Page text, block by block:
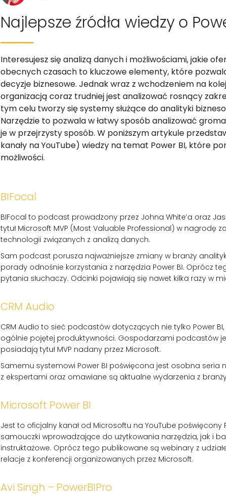
Najlepsze źródła wiedzy o
Interesujesz się analizą danych i możliwościami, jakie
obecnych czasach to kluczowe elementy, które
decyzje biznesowe. Jednak wraz z wchodzeniem na
organizacją coraz trudniej jest analizować rosnący
tym celu tworzy się systemy służące do analityki
Narzędzie to pozwala w łatwy sposób analizować
je w przejrzysty sposób. W poniższym artykule
kanały na YouTube) wiedzy na temat Power BI, które
możliwości.
BIFocal
BIFocal to podcast prowadzony przez Johna White’a oraz
tytuł Microsoft MVP (Most Valuable Professional) w nagrodę
technologii związanych z analizą danych.
Sam podcast porusza najważniejsze zmiany w branży
porady odnośnie korzystania z narzędzia Power BI. Oprócz
pytania słuchaczy. Odcinki pojawiają się nawet kilka razy w
CRM Audio
CRM Audio to sieć podcastów dotyczących nie tylko Power
ogólnie pojętej produktywności. Gospodarzami podcastów
posiadają tytuł MVP nadany przez Microsoft.
Samemu systemowi Power BI poświęcona jest osobna seria
z ekspertami oraz omawiane są aktualne wydarzenia z
Microsoft Power BI
Jest to oficjalny kanał od Microsoftu na YouTube poświęcony
samouczki wprowadzające do użytkowania narzędzia, jak i
instruktażowe. Oprócz tego publikowane są webinary z
relacje z konferencji organizowanych przez Microsoft.
Avi Singh – PowerBIPro